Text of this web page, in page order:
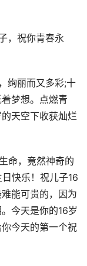
，祝你青春永
绚丽而又多彩;十
梦想。点燃青
天空下收获灿烂
命，竟然神奇的
快乐！祝儿子16
能可贵的，因为
今天是你的16岁
今天的第一个祝